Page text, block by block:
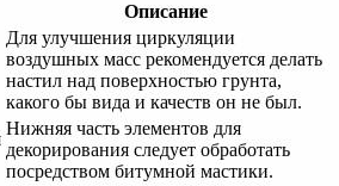
Описание
Для улучшения циркуляции
воздушных масс рекомендуется делать
настил над поверхностью грунта,
какого бы вида и качеств он не был.
Нижняя часть элементов для
декорирования следует обработать
посредством битумной мастики.